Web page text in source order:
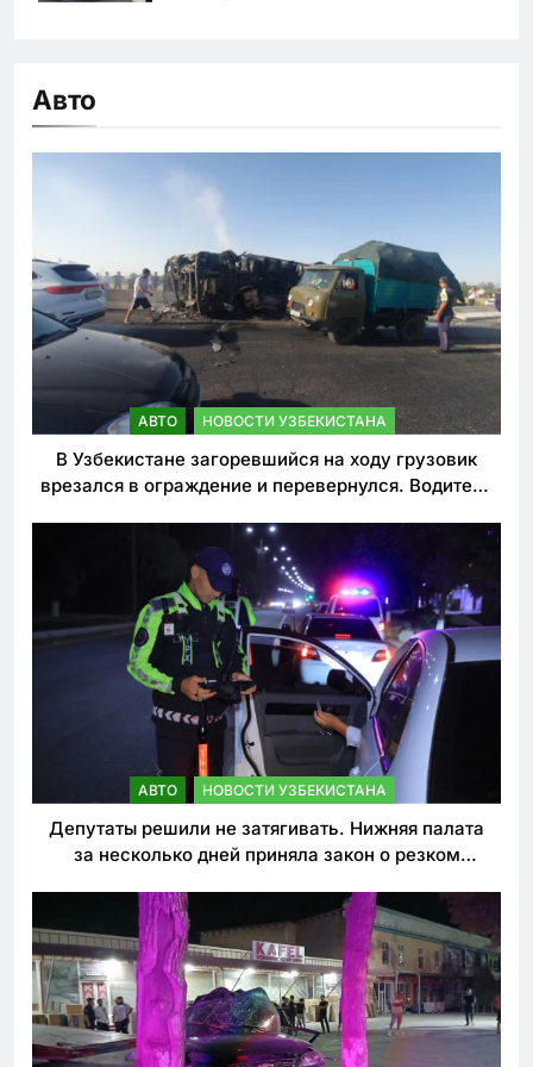
Авто
АВТО НОВОСТИ УЗБЕКИСТАНА
В Узбекистане загоревшийся на ходу грузовик
врезался в ограждение и перевернулся. Водитель
АВТО НОВОСТИ УЗБЕКИСТАНА
Депутаты решили не затягивать. Нижняя палата
за несколько дней приняла закон о резком